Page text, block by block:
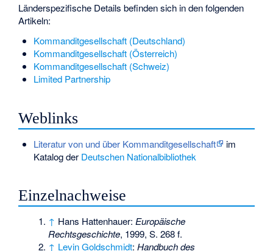
Länderspezifische Details befinden sich in den folgenden
Artikeln:
Kommanditgesellschaft (Deutschland)
Kommanditgesellschaft (Österreich)
Kommanditgesellschaft (Schweiz)
Limited Partnership
Weblinks
Literatur von und über Kommanditgesellschaft
im
Katalog der Deutschen Nationalbibliothek
Einzelnachweise
↑ Hans Hattenhauer:Europäische
Rechtsgeschichte, 1999, S. 268 f.
↑ Levin Goldschmidt:Handbuch des